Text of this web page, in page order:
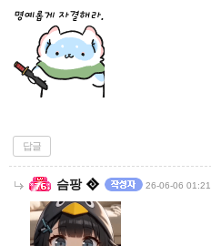
답글
슴팡 26-06-06 01:21